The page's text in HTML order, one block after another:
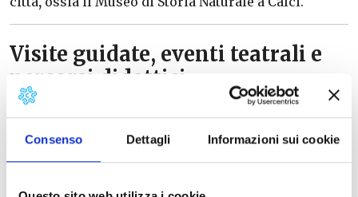
Consenso Dettagli Informazioni sui cookie
Visite guidate, eventi teatrali e
percorsi didattici
Il Sistema Museale di Ateneo (SMA)
per visite guidate e percorsi didattici da concordare
contattando i Servizi educativi SMA. Nei Musei di